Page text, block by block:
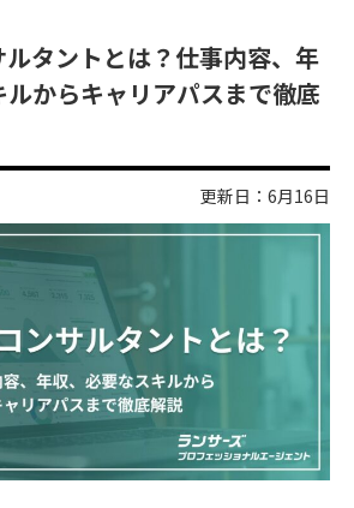
タントとは？仕事内容、年
からキャリアパスまで徹底
更新日：6月16日